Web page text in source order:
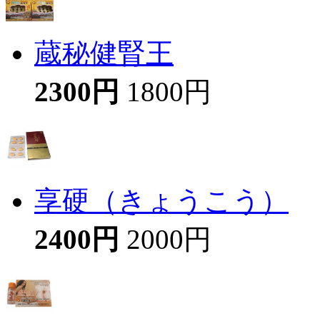
蔵秘健腎王
2300円 1800円
享硬（きょうこう）
2400円 2000円